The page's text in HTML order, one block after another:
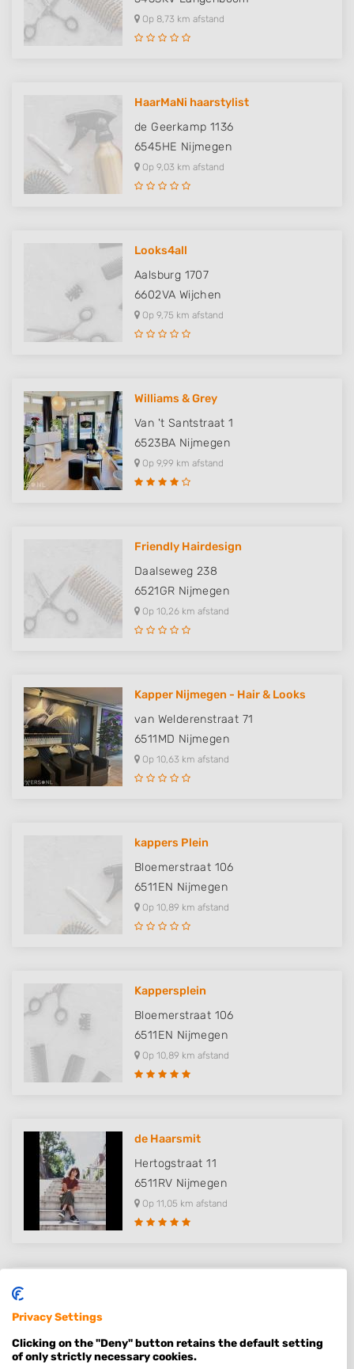
Op 8,73 km afstand
HaarMaNi haarstylist
de Geerkamp 1136
6545HE Nijmegen
Op 9,03 km afstand
Looks4all
Aalsburg 1707
6602VA Wijchen
Op 9,75 km afstand
Williams & Grey
Van 't Santstraat 1
6523BA Nijmegen
Op 9,99 km afstand
Friendly Hairdesign
Daalseweg 238
6521GR Nijmegen
Op 10,26 km afstand
Kapper Nijmegen - Hair & Looks
van Welderenstraat 71
6511MD Nijmegen
Op 10,63 km afstand
kappers Plein
Bloemerstraat 106
6511EN Nijmegen
Op 10,89 km afstand
Kappersplein
Bloemerstraat 106
6511EN Nijmegen
Op 10,89 km afstand
de Haarsmit
Hertogstraat 11
6511RV Nijmegen
Op 11,05 km afstand
Op 11,54 km afstand
Privacy Settings
Clicking on the "Deny" button retains the default setting
of only strictly necessary cookies.